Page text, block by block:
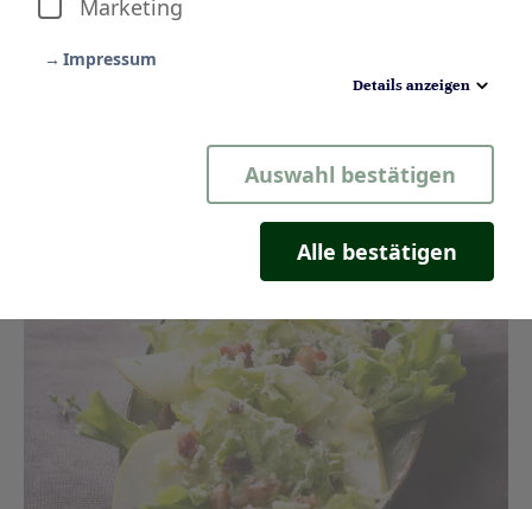
Marketing
Impressum
Details anzeigen
Auswahl bestätigen
Alle bestätigen
Copyright:
Einfach Hausgemacht
(www.einfachhausgemacht.de)